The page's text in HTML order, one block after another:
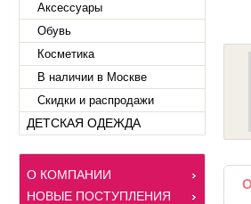
Аксессуары
Обувь
Косметика
В наличии в Москве
Скидки и распродажи
ДЕТСКАЯ ОДЕЖДА
О КОМПАНИИ
НОВЫЕ ПОСТУПЛЕНИЯ